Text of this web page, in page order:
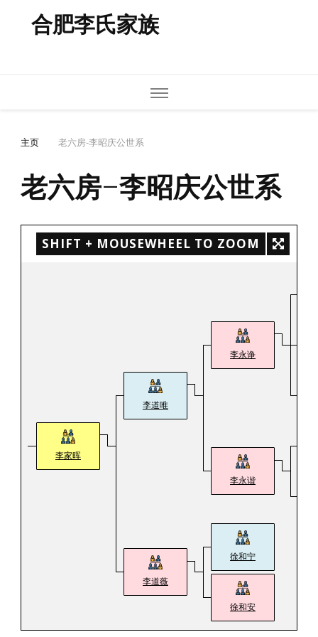
合肥李氏家族
主页 老六房-李昭庆公世系
老六房-李昭庆公世系
SHIFT + MOUSEWHEEL TO ZOOM
李家晖
李道唯
李永诤
李永谐
李道薇
徐和宁
徐和安